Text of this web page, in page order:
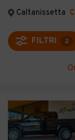
Auto usate
Auto Km 0
Auto Nuove
Noleggio
Moto
Camper
MAGAZINE
ACCEDI
Caltanissetta
FILTRI 2